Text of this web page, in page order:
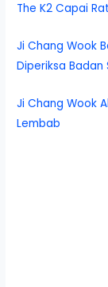
The K2 Capai
Ji Chang Wook
Diperiksa Badan
Ji Chang Wook
Lembab